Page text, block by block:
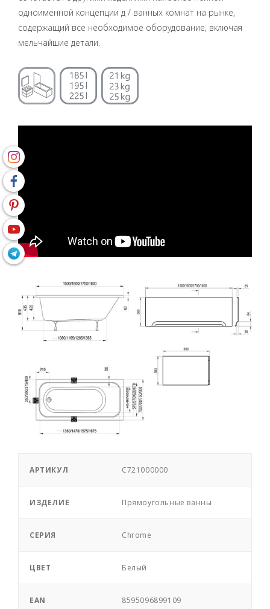
одноименной концепции д / ванных комнат на рынке,
содержащий все необходимое оборудование, включая
мельчайшие детали.
АРТИКУЛ C721000000
ИЗДЕЛИЕ Прямоугольные ванны
СЕРИЯ Chrome
ЦВЕТ Белый
EAN 8595096899109